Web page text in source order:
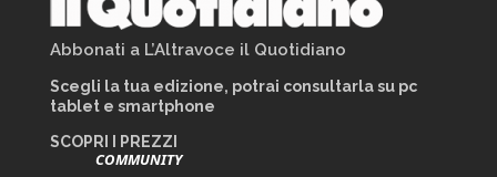
Abbonati a L’Altravoce il Quotidiano
Scegli la tua edizione, potrai consultarla su pc
tablet e smartphone
SCOPRI I PREZZI
COMMUNITY